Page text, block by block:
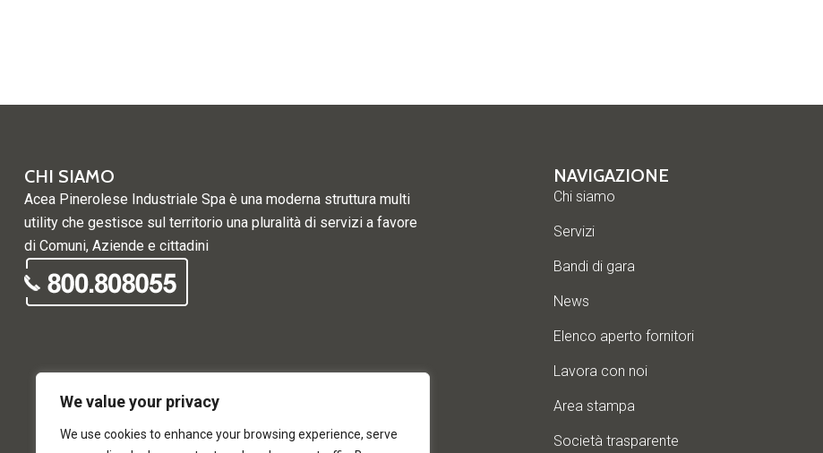
We value your privacy
We use cookies to enhance your browsing experience, serve
CHI SIAMO
Acea Pinerolese Industriale Spa è una moderna struttura multi
utility che gestisce sul territorio una pluralità di servizi a favore
di Comuni, Aziende e cittadini
NAVIGAZIONE
Chi siamo
Servizi
Bandi di gara
News
Elenco aperto fornitori
Lavora con noi
Area stampa
Società trasparente